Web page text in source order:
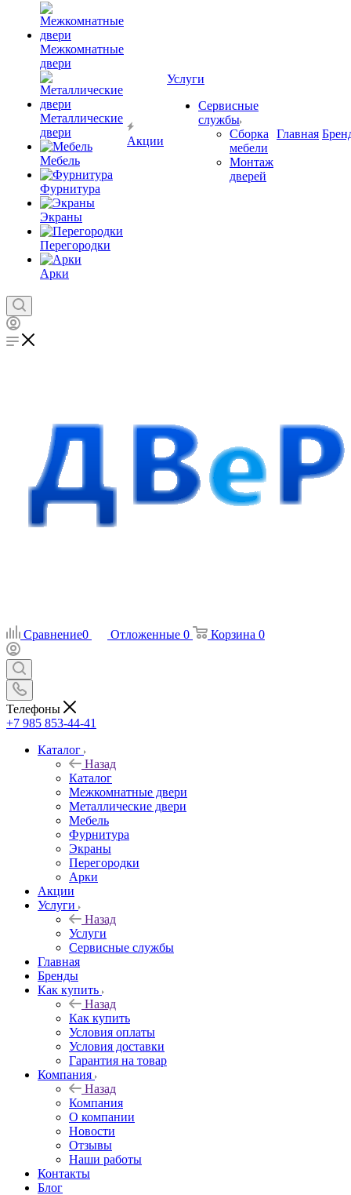
Межкомнатные
двери
Металлические
двери
Мебель
Фурнитура
Экраны
Перегородки
Арки
Акции
Услуги
Сервисные
службы
Сборка
мебели
Монтаж
дверей
Главная
Сравнение0 Отложенные 0 Корзина 0
Телефоны
+7 985 853-44-41
Каталог
Назад
Каталог
Межкомнатные двери
Металлические двери
Мебель
Фурнитура
Экраны
Перегородки
Арки
Акции
Услуги
Назад
Услуги
Сервисные службы
Главная
Бренды
Как купить
Назад
Как купить
Условия оплаты
Условия доставки
Гарантия на товар
Компания
Назад
Компания
О компании
Новости
Отзывы
Наши работы
Контакты
Блог